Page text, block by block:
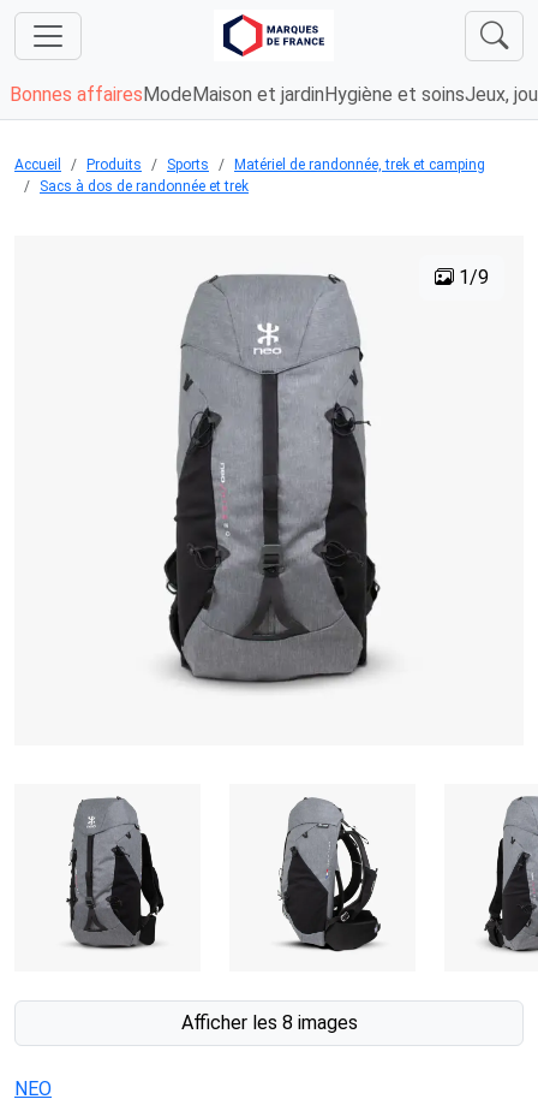
Bonnes affaires Mode Maison et jardin Hygiène et soinsJeux,
Accueil Produits Sports
Matériel de randonnée, trek et camping
Sacs à dos de randonnée et trek
1/9
Afficher les 8 images
NEO